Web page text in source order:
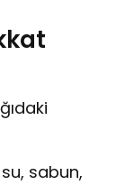
sabun,